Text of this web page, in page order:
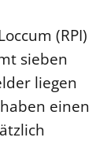
(RPI)
sieben
liegen
einen